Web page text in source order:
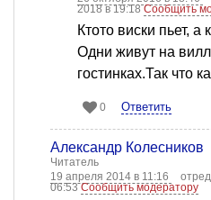
2018 в 19:18Сообщить
Ктото виски пьет, а
Одни живут на
гостинках.Так что
0 Ответить
Александр Колесников
Читатель
19 апреля 2014 в 11:16
06:53Сообщить модератору